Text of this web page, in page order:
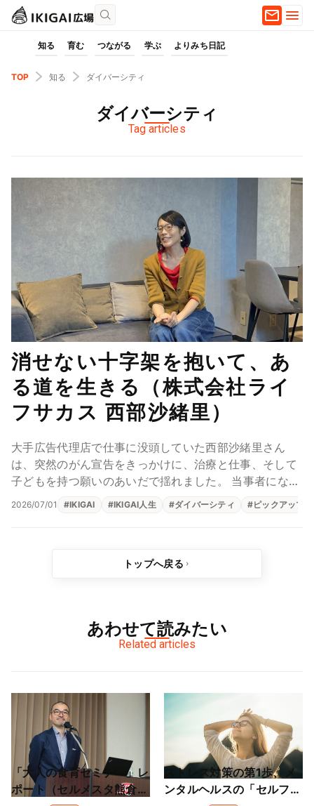
知る 育む つながる 学ぶ よりみち日記
TOP 知る ダイバーシティ
ダイバーシティ
Tag articles
消せない十字架を抱いて、あ
る道を生きる（株式会社ライ
フサカス 西部沙緒里）
大手広告代理店で仕事に没頭していた西部沙緒里さん
は、突然のがん宣告をきっかけに、治療と仕事、そして
子どもを持つ願いのあいだで揺れました。 当事者になっ
て初めて知った孤独は、やがて「UMU」というWEB...
2026/07/01 #IKIGAI #IKIGAI人生 #ダイバーシティ #ピックアップ
トップへ戻る
あわせて読みたい
Related articles
「大人の食育セミナー」レ
ポート（セルメスタ熊倉登
ストレス対策の第1歩、メ
ンタルヘルスの「セルフケ